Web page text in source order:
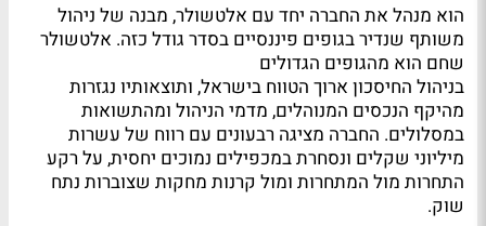
הוא מנהל את החברה יחד עם אלטשולר, מבנה של ניהול
משותף שנדיר בגופים פיננסיים בסדר גודל כזה. אלטשולר
שחם הוא מהגופים הגדולים
בניהול החיסכון ארוך הטווח בישראל, ותוצאותיו נגזרות
מהיקף הנכסים המנוהלים, מדמי הניהול ומהתשואות
במסלולים. החברה מציגה רבעונים עם רווח של עשרות
מיליוני שקלים ונסחרת במכפילים נמוכים יחסית, על רקע
התחרות מול המתחרות ומול קרנות מחקות שצוברות נתח
שוק.